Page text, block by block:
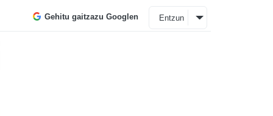
Gehitu gaitzazu Googlen Entzun